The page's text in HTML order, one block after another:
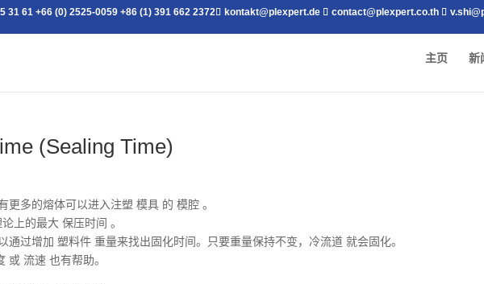
31 61+66 (0) 2525-0059 +86 (1) 391 662 2372 kontakt@plexpert.de contact@plexpert.co.th
主页 新
(Sealing Time)
更多的熔体可以进入注塑 模具 的 模腔 。
上的最大 保压时间 。
通过增加 塑料件 重量来找出固化时间。只要重量保持不变，冷流道 就会固化。
或 流速 也有帮助。